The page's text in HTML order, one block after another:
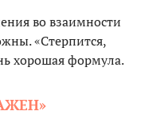
во взаимности
«Стерпится,
хорошая формула.